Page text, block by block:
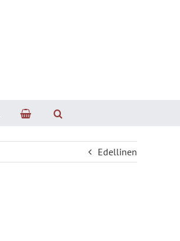
Edellinen